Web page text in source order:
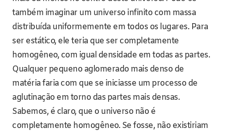
também imaginar um universo infinito com massa
distribuída uniformemente em todos os lugares. Para
ser estático, ele teria que ser completamente
homogêneo, com igual densidade em todas as partes.
Qualquer pequeno aglomerado mais denso de
matéria faria com que se iniciasse um processo de
aglutinação em torno das partes mais densas.
Sabemos, é claro, que o universo não é
completamente homogêneo. Se fosse, não existiriam